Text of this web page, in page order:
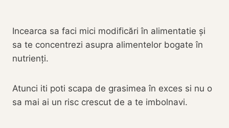
Incearca sa faci mici modificări în alimentatie și
sa te concentrezi asupra alimentelor bogate în
nutrienți.
Atunci iti poti scapa de grasimea în exces si nu o
sa mai ai un risc crescut de a te imbolnavi.